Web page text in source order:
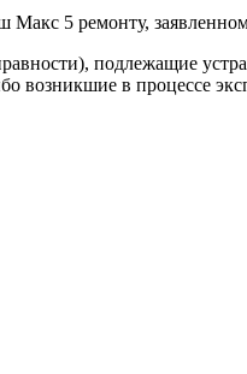
5 ремонту,
подлежащие
возникшие в процессе